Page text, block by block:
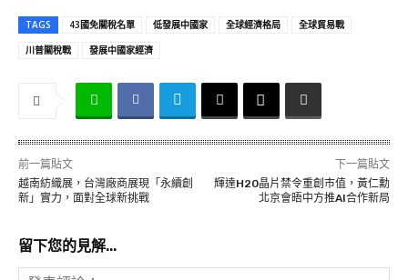
TAGS 43國免關稅名單 低發展中國家 全球經濟格局
全球貿易戰
川普關稅戰
發展中國家經濟
前一篇貼文
越南紡織展，台灣廠商展現「永續創
新」實力，面對全球新挑戰
下一篇貼文
輝達H20晶片禁令重創市值，黃仁勳
北京會晤中方推AI合作新局
留下您的見解...